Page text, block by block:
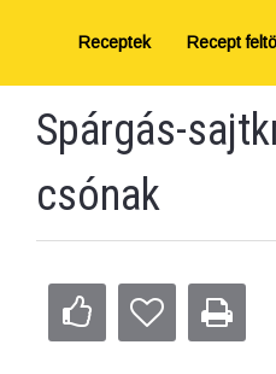
Receptek Recept
Spárgás-
csónak